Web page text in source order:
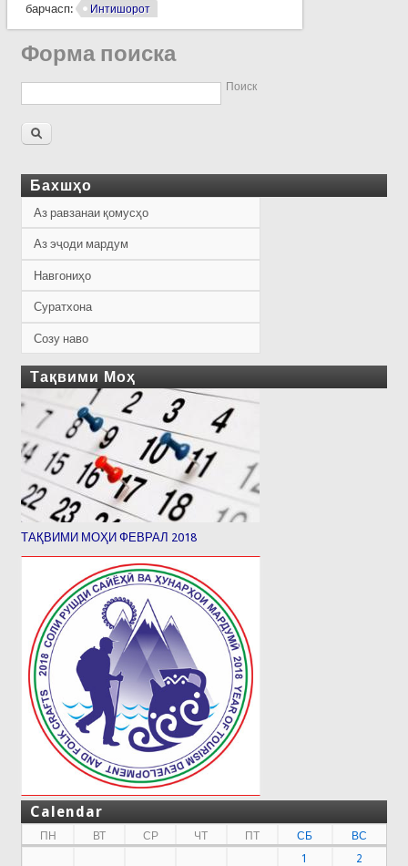
барчасп: Интишорот
Форма поиска
Поиск
Бахшҳо
Аз равзанаи қомусҳо
Аз эҷоди мардум
Навгониҳо
Суратхона
Созу наво
Тақвими Моҳ
ТАҚВИМИ МОҲИ ФЕВРАЛ 2018
Calendar
ПН ВТ СР ЧТ ПТ СБ
ВС
1
2